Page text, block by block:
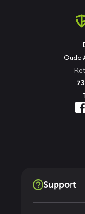
Oude
Support